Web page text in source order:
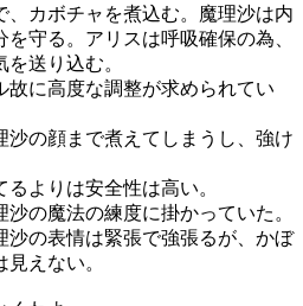
カボチャを煮込む。魔理沙は内
守る。アリスは呼吸確保の為、
送り込む。
に高度な調整が求められてい
の顔まで煮えてしまうし、強け
よりは安全性は高い。
の魔法の練度に掛かっていた。
の表情は緊張で強張るが、かぼ
えない。